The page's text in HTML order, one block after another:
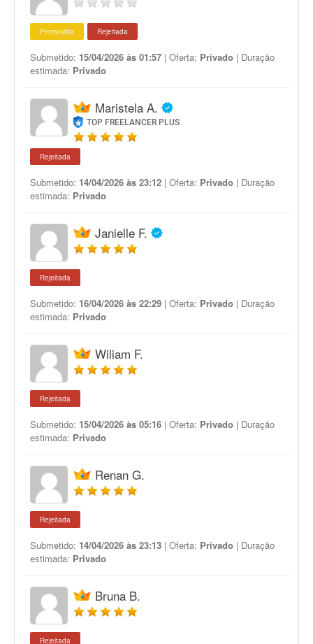
Promovida Rejeitada
Submetido: 15/04/2026 às 01:57 | Oferta: Privado | Duração
estimada: Privado
Maristela A.
TOP FREELANCER PLUS
Rejeitada
Submetido: 14/04/2026 às 23:12 | Oferta: Privado | Duração
estimada: Privado
Janielle F.
Rejeitada
Submetido: 16/04/2026 às 22:29 | Oferta: Privado | Duração
estimada: Privado
Wiliam F.
Rejeitada
Submetido: 15/04/2026 às 05:16 | Oferta: Privado | Duração
estimada: Privado
Renan G.
Rejeitada
Submetido: 14/04/2026 às 23:13 | Oferta: Privado | Duração
estimada: Privado
Bruna B.
Rejeitada